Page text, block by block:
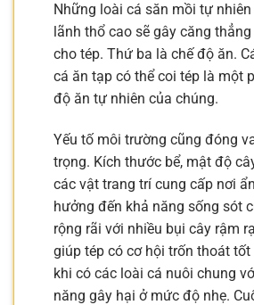
Những loài cá săn mồi tự
lãnh thổ cao sẽ gây căng
cho tép. Thứ ba là chế độ ăn.
cá ăn tạp có thể coi tép là một
độ ăn tự nhiên của chúng.
Yếu tố môi trường cũng đóng
trọng. Kích thước bể, mật độ
các vật trang trí cung cấp nơi
hưởng đến khả năng sống sót
rộng rãi với nhiều bụi cây rậm
giúp tép có cơ hội trốn thoát tốt
khi có các loài cá nuôi chung
năng gây hại ở mức độ nhẹ.